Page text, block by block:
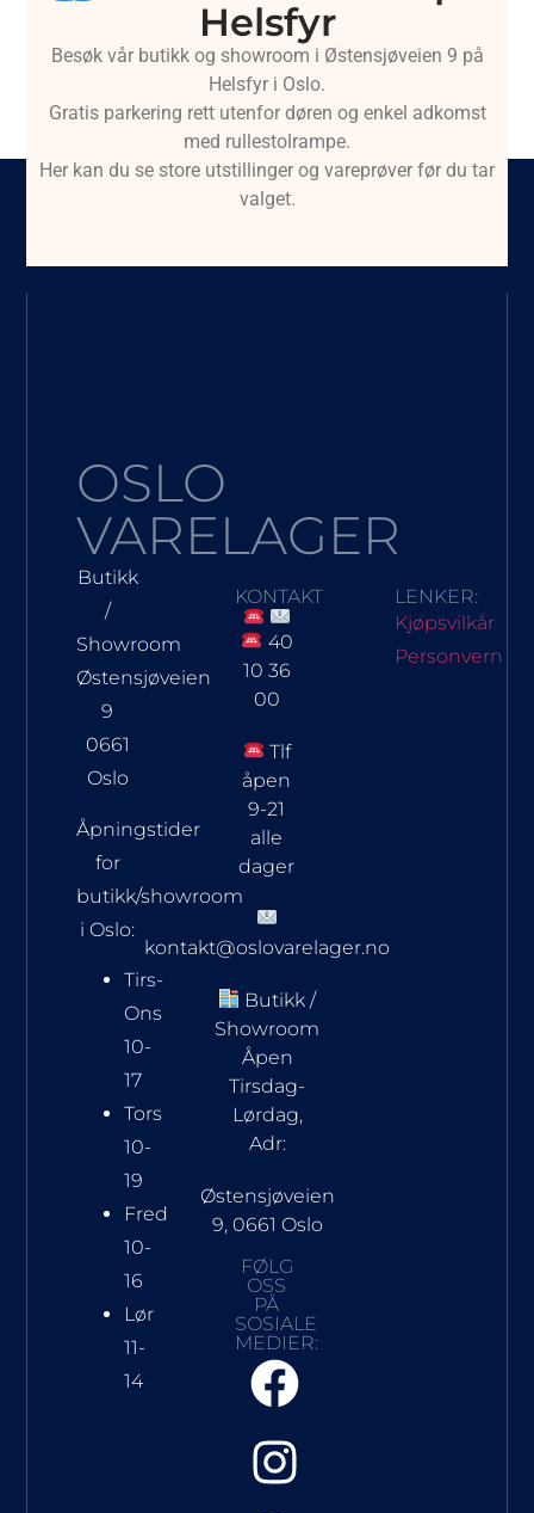
Helsfyr
Besøk vår butikk og showroom i Østensjøveien 9 på
Helsfyr i Oslo.
Gratis parkering rett utenfor døren og enkel adkomst
med rullestolrampe.
Her kan du se store utstillinger og vareprøver før du tar
valget.
OSLO
VARELAGER
Butikk
/
Showroom
Østensjøveien
9
0661
Oslo
Åpningstider
for
butikk/showroom
i Oslo:
Tirs-
Ons
10-
17
Tors
10-
19
Fred
10-
16
Lør
11-
14
KONTAKT
40
10 36
00
Tlf
åpen
9-21
alle
dager
kontakt@oslovarelager.no
Butikk /
Showroom
Åpen
Tirsdag-
Lørdag,
Adr:
Østensjøveien
9, 0661 Oslo
FØLG
OSS
PÅ
SOSIALE
MEDIER:
LENKER:
Kjøpsvilkår
Personvern